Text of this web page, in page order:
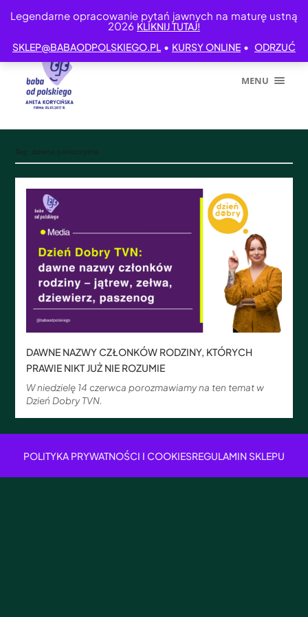
Legendarne opracowanie pytań jawnych na maturę ustną
2026 KLIKNIJ TUTAJ!
SKLEP@BABAODPOLSKIEGO.PL • KURSY ONLINE • ODRZUĆ
MENU
DAWNE NAZWY CZŁONKÓW RODZINY, KTÓRYCH
PRAWIE NIKT JUŻ NIE ROZUMIE
W niedzielę 14 czerwca porozmawiamy na ten temat w
Dzień Dobry TVN.
POLITYKA PRYWATNOŚCI I COOKIESREGULAMIN SKLEPU